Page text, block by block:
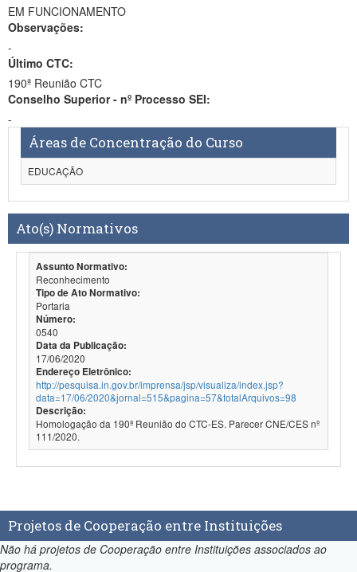
EM FUNCIONAMENTO
Observações:
-
Último CTC:
190ª Reunião CTC
Conselho Superior - nº Processo SEI:
-
Áreas de Concentração do Curso
EDUCAÇÃO
Ato(s) Normativos
Assunto Normativo:
Reconhecimento
Tipo de Ato Normativo:
Portaria
Número:
0540
Data da Publicação:
17/06/2020
Endereço Eletrônico:
http://pesquisa.in.gov.br/imprensa/jsp/visualiza/index.jsp?
data=17/06/2020&jornal=515&pagina=57&totalArquivos=98
Descrição:
Homologação da 190ª Reunião do CTC-ES. Parecer CNE/CES nº
111/2020.
Projetos de Cooperação entre Instituições
Não há projetos de Cooperação entre Instituições associados ao
programa.